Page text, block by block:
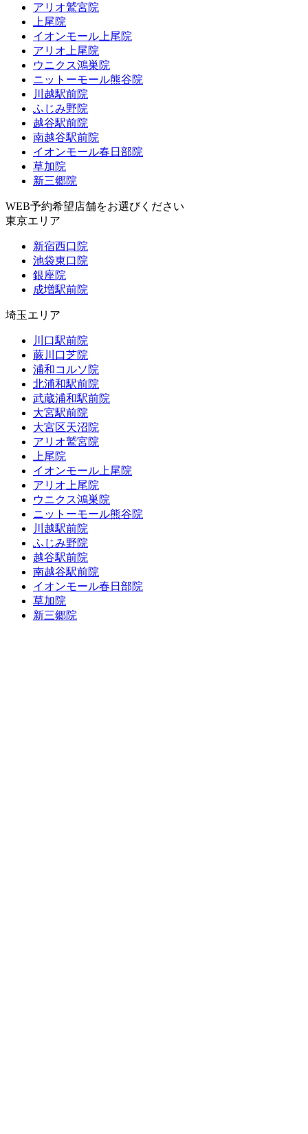
アリオ鷲宮院
上尾院
イオンモール上尾院
アリオ上尾院
ウニクス鴻巣院
ニットーモール熊谷院
川越駅前院
ふじみ野院
越谷駅前院
南越谷駅前院
イオンモール春日部院
草加院
新三郷院
WEB予約希望店舗をお選びください
東京エリア
新宿西口院
池袋東口院
銀座院
成増駅前院
埼玉エリア
川口駅前院
蕨川口芝院
浦和コルソ院
北浦和駅前院
武蔵浦和駅前院
大宮駅前院
大宮区天沼院
アリオ鷲宮院
上尾院
イオンモール上尾院
アリオ上尾院
ウニクス鴻巣院
ニットーモール熊谷院
川越駅前院
ふじみ野院
越谷駅前院
南越谷駅前院
イオンモール春日部院
草加院
新三郷院